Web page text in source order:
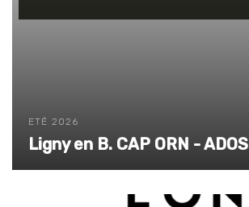
ETÉ 2026
Ligny en B. CAP ORN - ADOS